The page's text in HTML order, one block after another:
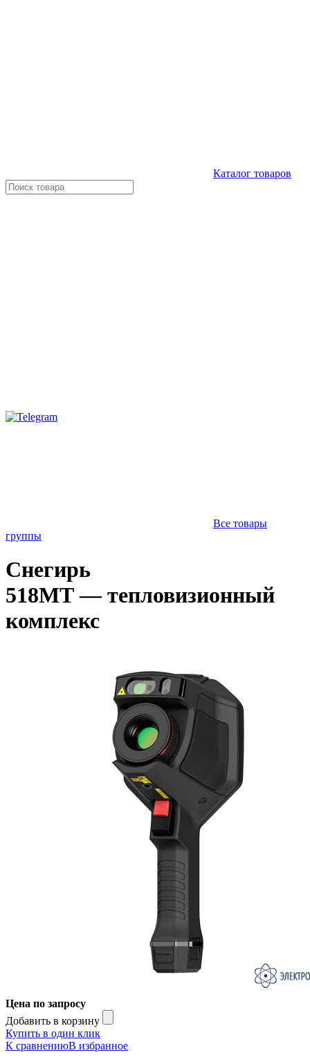
Каталог товаров
Все товары
группы
Снегирь
518МТ — тепловизионный
комплекс
Цена по запросу
Добавить в корзину
Купить в один клик
К сравнениюВ избранное